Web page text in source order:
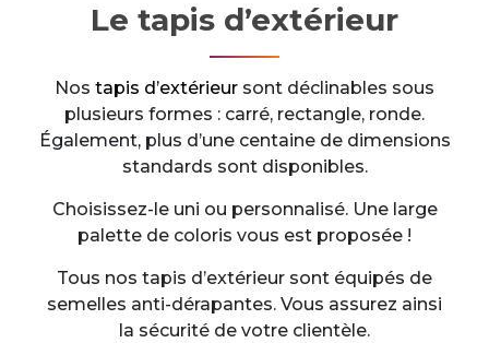
Le tapis d’extérieur
Nos tapis d’extérieur sont déclinables sous
plusieurs formes : carré, rectangle, ronde.
Également, plus d’une centaine de dimensions
standards sont disponibles.
Choisissez-le uni ou personnalisé. Une large
palette de coloris vous est proposée !
Tous nos tapis d’extérieur sont équipés de
semelles anti-dérapantes. Vous assurez ainsi
la sécurité de votre clientèle.